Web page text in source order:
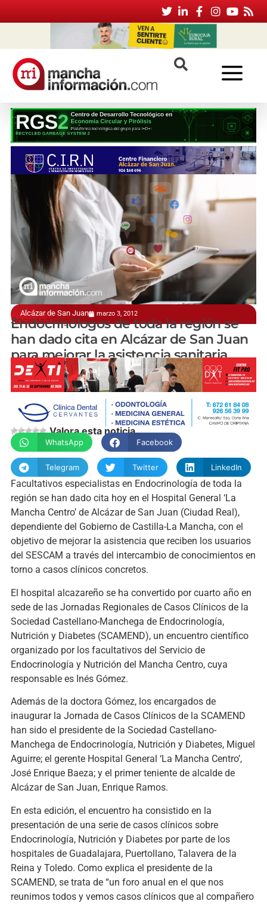
Alcázar de San Juan marzo 3, 2012
Sociedad Regional de Endocrinología
Endocrinólogos de toda la región se
han dado cita en Alcázar de San Juan
para mejorar la asistencia sanitaria
manchainformacion.com
Valora esta noticia
WhatsApp Facebook
Telegram Twitter LinkedIn
Facultativos especialistas en Endocrinología de toda la
región se han dado cita hoy en el Hospital General ‘La
Mancha Centro’ de Alcázar de San Juan (Ciudad Real),
dependiente del Gobierno de Castilla-La Mancha, con el
objetivo de mejorar la asistencia que reciben los usuarios
del SESCAM a través del intercambio de conocimientos en
torno a casos clínicos concretos.
El hospital alcazareño se ha convertido por cuarto año en
sede de las Jornadas Regionales de Casos Clínicos de la
Sociedad Castellano-Manchega de Endocrinología,
Nutrición y Diabetes (SCAMEND), un encuentro científico
organizado por los facultativos del Servicio de
Endocrinología y Nutrición del Mancha Centro, cuya
responsable es Inés Gómez.
Además de la doctora Gómez, los encargados de
inaugurar la Jornada de Casos Clínicos de la SCAMEND
han sido el presidente de la Sociedad Castellano-
Manchega de Endocrinología, Nutrición y Diabetes, Miguel
Aguirre; el gerente Hospital General ‘La Mancha Centro’,
José Enrique Baeza; y el primer teniente de alcalde de
Alcázar de San Juan, Enrique Ramos.
En esta edición, el encuentro ha consistido en la
presentación de una serie de casos clínicos sobre
Endocrinología, Nutrición y Diabetes por parte de los
hospitales de Guadalajara, Puertollano, Talavera de la
Reina y Toledo. Como explica el presidente de la
SCAMEND, se trata de “un foro anual en el que nos
reunimos todos y vemos casos clínicos que al compañero